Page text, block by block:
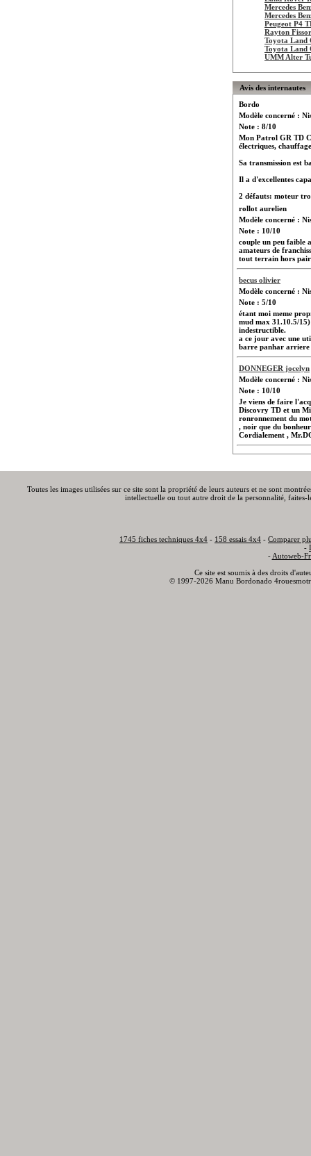
Mercedes
Mercedes
Peugeot P4
Rayton
Toyota Land
Toyota Land
UMM Alter
Avis des internautes
Bordo
Modèle concerné :
Note : 8/10
Mon Patrol GR TD
électriques,
Sa transmission est
Il a d'excellentes
2 défauts: moteur
rollot aurelien
Modèle concerné :
Note : 10/10
couple un peu faible
amateurs de
tout terrain hors pair
becus olivier
Modèle concerné :
Note : 5/10
étant moi meme
mud max 31.10.5/15)
indestructible.
a ce jour avec une
barre panhar arriere
DONNEGER jocelyn
Modèle concerné :
Note : 10/10
Je viens de faire
Discovry TD et un
ronronnement du
, noir que du
Cordialement ,
Toutes les images utilisées sur ce site sont la propriété de leurs auteurs et ne sont
intellectuelle ou tout autre droit de la personnalité,
1745 fiches techniques 4x4 - 158 essais 4x4 - Comparer
-
- Autoweb-
Ce site est soumis à des droits
© 1997-2026 Manu Bordonado